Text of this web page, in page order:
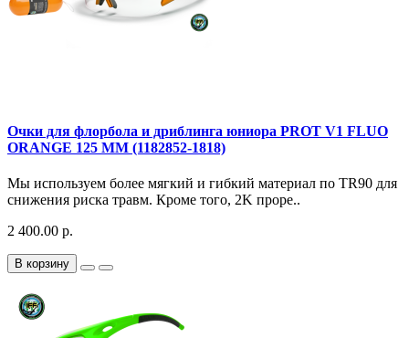
Очки для флорбола и дриблинга юниора PROT V1 FLUO
ORANGE 125 MM (1182852-1818)
Мы используем более мягкий и гибкий материал по TR90 для
снижения риска травм. Кроме того, 2K проре..
2 400.00 р.
В корзину